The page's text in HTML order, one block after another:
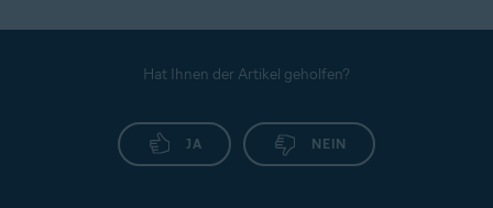
Hat Ihnen der Artikel geholfen?
JA NEIN